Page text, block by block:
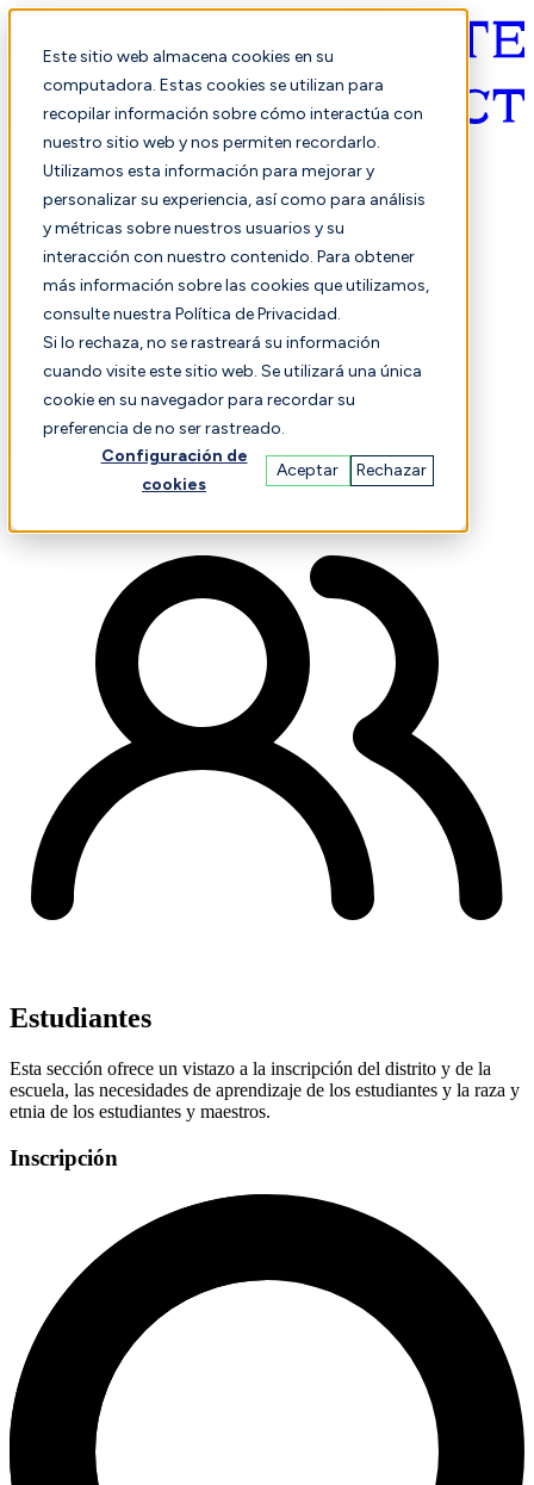
Este sitio web almacena cookies en su
computadora. Estas cookies se utilizan para
recopilar información sobre cómo interactúa con
nuestro sitio web y nos permiten recordarlo.
Utilizamos esta información para mejorar y
personalizar su experiencia, así como para análisis
y métricas sobre nuestros usuarios y su
interacción con nuestro contenido. Para obtener
más información sobre las cookies que utilizamos,
consulte nuestra Política de Privacidad.
Si lo rechaza, no se rastreará su información
cuando visite este sitio web. Se utilizará una única
cookie en su navegador para recordar su
preferencia de no ser rastreado.
Configuración de
cookies
Aceptar Rechazar
Español
Finanzas Actuación
Estudiantes
Esta sección ofrece un vistazo a la inscripción del distrito y de la
escuela, las necesidades de aprendizaje de los estudiantes y la raza y
etnia de los estudiantes y maestros.
Inscripción